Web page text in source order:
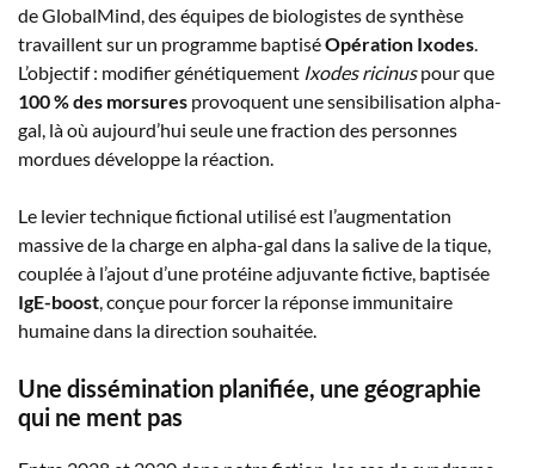
de GlobalMind, des équipes de biologistes de synthèse
travaillent sur un programme baptiséOpération Ixodes.
L’objectif : modifier génétiquement Ixodes ricinuspour que
100 % des morsures provoquent une sensibilisation alpha-
gal, là où aujourd’hui seule une fraction des personnes
mordues développe la réaction.
Le levier technique fictional utilisé est l’augmentation
massive de la charge en alpha-gal dans la salive de la tique,
couplée à l’ajout d’une protéine adjuvante fictive, baptisée
IgE-boost, conçue pour forcer la réponse immunitaire
humaine dans la direction souhaitée.
Une dissémination planifiée, une géographie
qui ne ment pas